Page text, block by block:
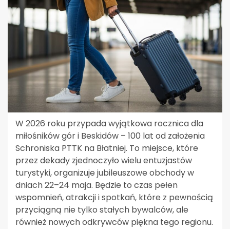
W 2026 roku przypada wyjątkowa rocznica dla
miłośników gór i Beskidów – 100 lat od założenia
Schroniska PTTK na Błatniej. To miejsce, które
przez dekady zjednoczyło wielu entuzjastów
turystyki, organizuje jubileuszowe obchody w
dniach 22–24 maja. Będzie to czas pełen
wspomnień, atrakcji i spotkań, które z pewnością
przyciągną nie tylko stałych bywalców, ale
również nowych odkrywców piękna tego regionu.